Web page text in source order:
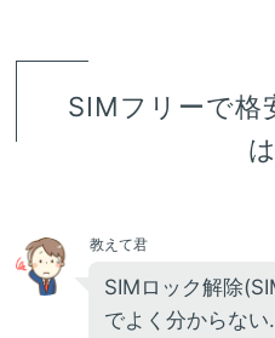
SIMフリーで格
教えて君
SIMロック解除
でよく分からな